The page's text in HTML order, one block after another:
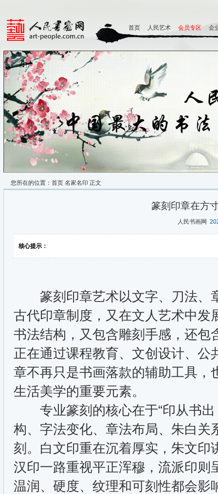
首页 人民艺术 会员专区 企
您所在的位置： 首页 名家名印 正文
篆刻印章在方
人民书画网
核心提示：
篆刻印章艺术以文字、刀法、
古代印章制度，又在文人艺术中
书法结构，又包含雕刻手感，还
正在通过课程教育、文创设计、
章不再只是书画落款的辅助工具
生活美学的重要元素。
专业篆刻的核心在于“印从书出
构、字法变化、章法布局、朱白
刻。白文印重在沉着厚实，朱文
汉印一路重视平正浑穆，流派印
温润、硬度、纹理和可刻性都会